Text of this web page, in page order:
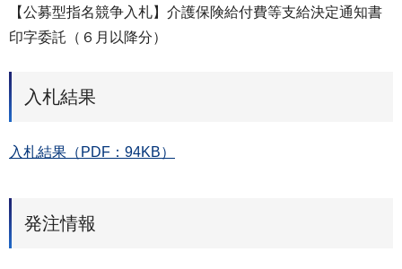
【公募型指名競争⼊札】介護保険給付費等⽀給決定通知書
印字委託（６⽉以降分）
入札結果
入札結果（PDF：94KB）
発注情報